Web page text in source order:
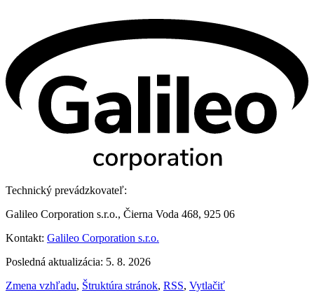
Technický prevádzkovateľ:
Galileo Corporation s.r.o., Čierna Voda 468, 925 06
Kontakt: Galileo Corporation s.r.o.
Posledná aktualizácia: 5. 8. 2026
Zmena vzhľadu, Štruktúra stránok, RSS, Vytlačiť